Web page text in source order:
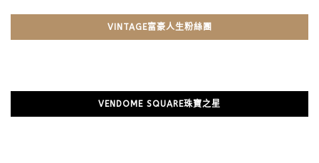
VINTAGE富豪人生粉絲團
VENDOME SQUARE珠寶之星